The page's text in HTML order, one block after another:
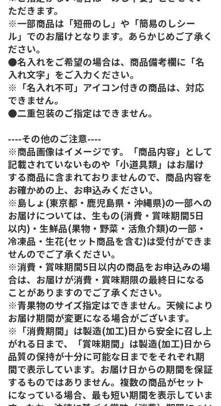
ただきます。
※一部商品は「短冊のし」や「簡易のしシー
ル」でのお届けとなります。あらかじめご了承く
ださい。
●名入れをご希望の場合は、商品備考欄に「名
入れ文字」をご入力ください。
※「名入れ不可」アイコン付きの商品は、対応
できません。
●二重包装のご指定はできません。
----その他のご注意----
※商品画像はイメージです。「商品内容」として
記載されていないものや「小道具類」はお届け
する商品に含まれておりませんので、商品内容を
お確かめの上、お申込みください。
※島しょ(東京都・鹿児島県・沖縄県)の一部への
お届けについては、生もの(消費・賞味期間5日
以内)・生鮮品(果物・野菜・活魚介類)の一部・
冷凍品・生花(セット商品を含む)は受付ができま
せんのでご了承ください。
※消費・賞味期間5日以内の商品をお申込みの場
合は、お届けが消費・賞味期限の最終日になる
ことがありますのでご了承ください。
※青果物のサイズ指定はできません。天候により
お届け期間が変更になる場合がございます。
※「消費期間」は製造(加工)日から安全に召し上
がれる日まで、「賞味期間」は製造(加工)日から
品質の保持が十分に可能な日までをそれぞれ期
間で表示しています。お届け日からの期間を保証
するものではありません。複数の商品がセット
になっている場合、最も短い期間を表示していま